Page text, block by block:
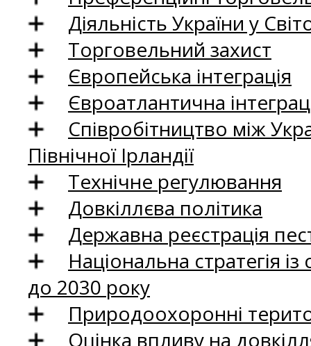
Діяльність України у
Торговельний захист
Європейська інтеграція
Євроатлантична
Співробітництво між
Північної Ірландії
Технічне регулювання
Довкіллєва політика
Державна реєстрація
Національна стратегія
до 2030 року
Природоохоронні
Оцінка впливу на